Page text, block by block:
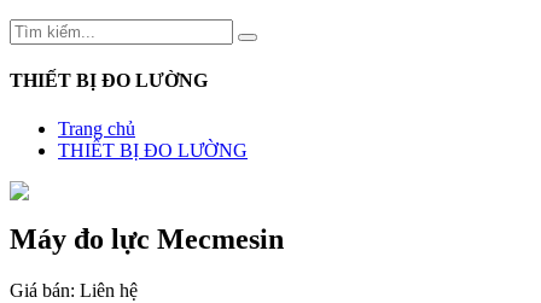
THIẾT BỊ ĐO LƯỜNG
Trang chủ
THIẾT BỊ ĐO LƯỜNG
Máy đo lực Mecmesin
Giá bán: Liên hệ